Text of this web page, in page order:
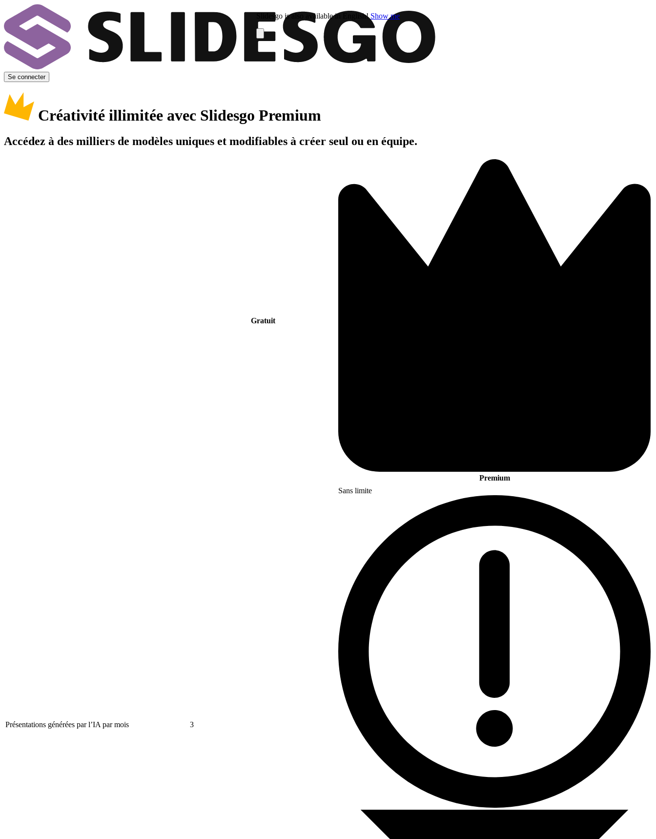
Slidesgo is also available in English! Show me
Se connecter
Créativité illimitée avec Slidesgo Premium
Accédez à des milliers de modèles uniques et modifiables à créer seul ou en équipe.
Gratuit
Premium
Présentations générées par l’IA par mois 3
Sans limite